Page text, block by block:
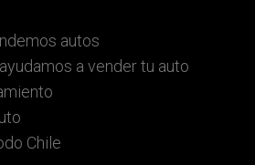
autos
a vender tu auto
Chile